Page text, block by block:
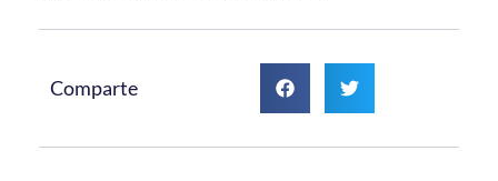
Comparte